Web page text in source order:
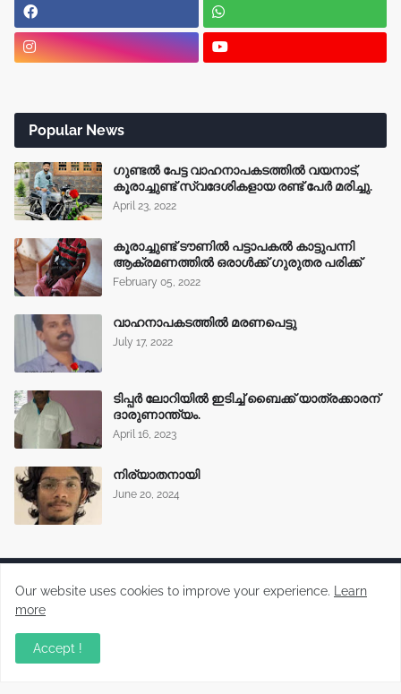
Popular News
ഗുണ്ടൽ പേട്ട വാഹനാപകടത്തിൽ വയനാട്,
കൂരാച്ചുണ്ട് സ്വദേശികളായ രണ്ട് പേർ മരിച്ചു.
April 23, 2022
കൂരാച്ചുണ്ട് ടൗണിൽ പട്ടാപകൽ കാട്ടുപന്നി
ആക്രമണത്തിൽ ഒരാൾക്ക് ഗുരുതര പരിക്ക്
February 05, 2022
വാഹനാപകടത്തിൽ മരണപെട്ടു
July 17, 2022
ടിപ്പർ ലോറിയിൽ ഇടിച്ച് ബൈക്ക് യാത്രക്കാരന്
ദാരുണാന്ത്യം.
April 16, 2023
നിര്യാതനായി
June 20, 2024
Our website uses cookies to improve your experience.
Learn
more
Accept !